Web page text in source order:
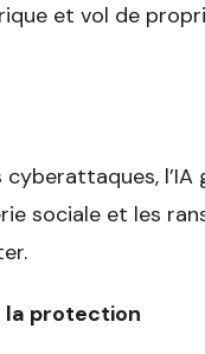
et vol de
l’IA
sociale et les
la protection